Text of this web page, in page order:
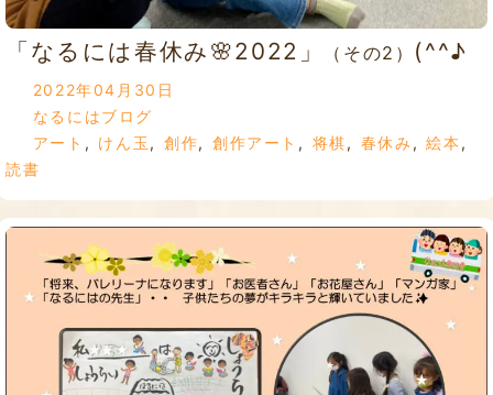
「なるには春休み🌸2022」 （その2） (^^♪
2022年04月30日
なるにはブログ
アート , けん玉 , 創作, 創作アート , 将棋, 春休み ,絵本 ,
読書